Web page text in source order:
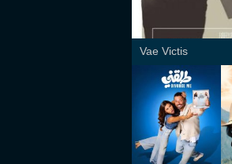
Vae Victis